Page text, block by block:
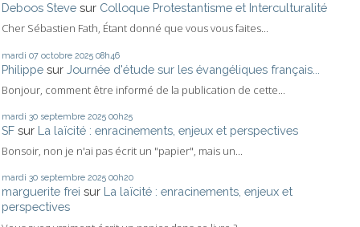
Deboos Steve sur Colloque Protestantisme et Interculturalité
Cher Sébastien Fath, Étant donné que vous vous faites...
mardi 07 octobre 2025 08h46
Philippe sur Journée d'étude sur les évangéliques français...
Bonjour, comment être informé de la publication de cette...
mardi 30 septembre 2025 00h25
SF sur La laïcité : enracinements, enjeux et perspectives
Bonsoir, non je n'ai pas écrit un "papier", mais un...
mardi 30 septembre 2025 00h20
marguerite frei sur La laïcité : enracinements, enjeux et
perspectives